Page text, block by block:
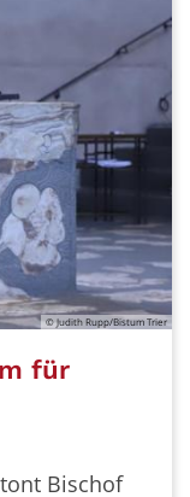
© Judith Rupp/Bistum Trier
für
Bischof